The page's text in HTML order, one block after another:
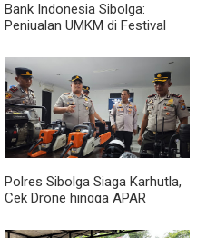
Bank Indonesia Sibolga:
Penjualan UMKM di Festival
Polres Sibolga Siaga Karhutla,
Cek Drone hingga APAR